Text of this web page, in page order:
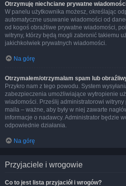
Otrzymuję niechciane prywatne
W panelu użytkownika możesz, określając
automatyczne usuwanie wiadomości od
od kogoś obraźliwe prywatne wiadomości,
witryny, którzy będą mogli zabronić takiemu
jakichkolwiek prywatnych wiadomości.
Na górę
Otrzymałem/otrzymałam spam lub
Przykro nam z tego powodu. System
zabezpieczenia umożliwiające wytropienie
wiadomości. Prześlij administratorowi witryny
maila – ważne, aby były w niej zawarte
informacje o nadawcy. Administrator będzie
odpowiednie działania.
Na górę
Przyjaciele i wrogowie
Co to jest lista przyjaciół i wrogów?